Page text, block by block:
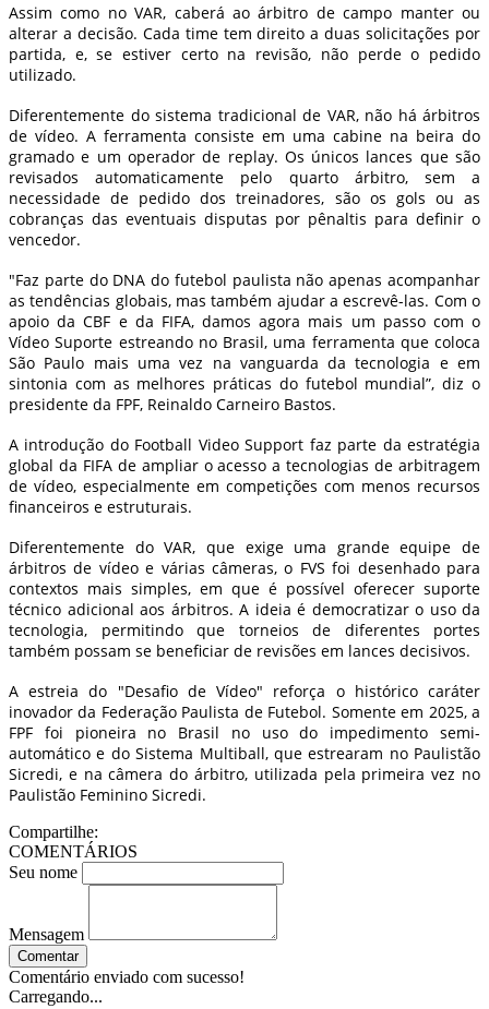
Assim como no VAR, caberá ao árbitro de campo manter ou
alterar a decisão. Cada time tem direito a duas solicitações por
partida, e, se estiver certo na revisão, não perde o pedido
utilizado.
Diferentemente do sistema tradicional de VAR, não há árbitros
de vídeo. A ferramenta consiste em uma cabine na beira do
gramado e um operador de replay. Os únicos lances que são
revisados automaticamente pelo quarto árbitro, sem a
necessidade de pedido dos treinadores, são os gols ou as
cobranças das eventuais disputas por pênaltis para definir o
vencedor.
"Faz parte do DNA do futebol paulista não apenas acompanhar
as tendências globais, mas também ajudar a escrevê-las. Com o
apoio da CBF e da FIFA, damos agora mais um passo com o
Vídeo Suporte estreando no Brasil, uma ferramenta que coloca
São Paulo mais uma vez na vanguarda da tecnologia e em
sintonia com as melhores práticas do futebol mundial”, diz o
presidente da FPF, Reinaldo Carneiro Bastos.
A introdução do Football Video Support faz parte da estratégia
global da FIFA de ampliar o acesso a tecnologias de arbitragem
de vídeo, especialmente em competições com menos recursos
financeiros e estruturais.
Diferentemente do VAR, que exige uma grande equipe de
árbitros de vídeo e várias câmeras, o FVS foi desenhado para
contextos mais simples, em que é possível oferecer suporte
técnico adicional aos árbitros. A ideia é democratizar o uso da
tecnologia, permitindo que torneios de diferentes portes
também possam se beneficiar de revisões em lances decisivos.
A estreia do "Desafio de Vídeo" reforça o histórico caráter
inovador da Federação Paulista de Futebol. Somente em 2025, a
FPF foi pioneira no Brasil no uso do impedimento semi-
automático e do Sistema Multiball, que estrearam no Paulistão
Sicredi, e na câmera do árbitro, utilizada pela primeira vez no
Paulistão Feminino Sicredi.
Compartilhe:
COMENTÁRIOS
Seu nome
Mensagem
Comentar
Comentário enviado com sucesso!
Carregando...